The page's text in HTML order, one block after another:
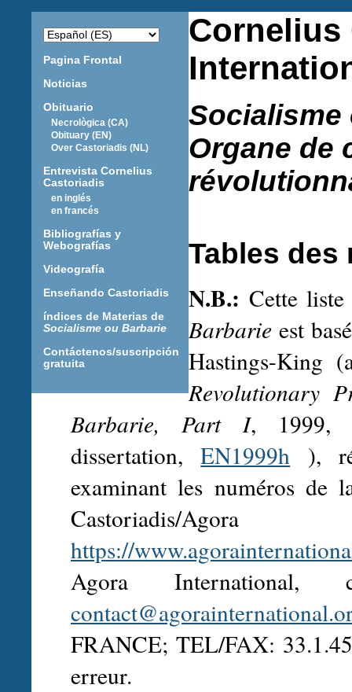
Pagina Frontal
Noticias
Obituario
Necrològica (CA)
Obituary (EN)
Over Castoriadis (NL)
Entrevista Cornelius
Castoriadis
en inglés
en francés
Bibliografías y
Webografías
Videografía
Enseñando Castoriadis
índices de Materias de
Socialisme ou Barbarie
Contáctenos/suscripción
gratuita
Cornelius
Socialisme
Organe de
Tables des
N.B.: Cette
Barbarie est
Hastings-King
Revolutionary
Barbarie, Part I, 1999,
dissertation,EN1999h ),
examinant les numéros de
Castoriadis/
https://
Agora
FRANCE; TEL/FAX:
erreur.